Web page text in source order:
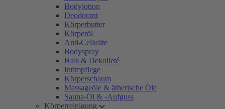
Bodylotion
Deodorant
Körperbutter
Körperöl
Anti-Cellulite
Bodyspray
Hals & Dekolleté
Intimpflege
Körperschaum
Massageöle & ätherische Öle
Sauna-Öl & -Aufguss
Körperreinigung